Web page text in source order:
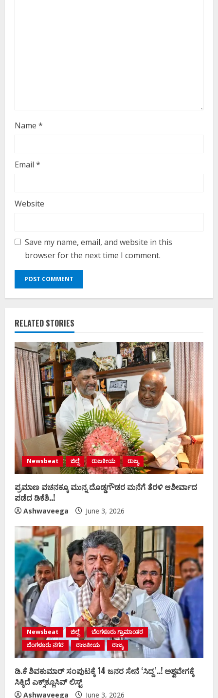
Name *
Email *
Website
Save my name, email, and website in this
browser for the next time I comment.
RELATED STORIES
Newsbeat ಜಿಲ್ಲೆ ರಾಜಕೀಯ ರಾಜ್ಯ
ಪ್ರಮಾಣ ವಚನಕ್ಕೂ ಮುನ್ನ ದೊಡ್ಡಗೌಡರ ಮನೆಗೆ ತೆರಳಿ ಆಶೀರ್ವಾದ
ಪಡೆದ ಡಿಕೆಶಿ..!
Ashwaveega June 3, 2026
Newsbeat ಜಿಲ್ಲೆ
ಬೆಂಗಳೂರು ಗ್ರಾಮಾಂತರ
ಬೆಂಗಳೂರು ನಗರ
ರಾಜಕೀಯ ರಾಜ್ಯ
ಡಿ.ಕೆ ಶಿವಕುಮಾರ್‌ ಸಂಪುಟಕ್ಕೆ 14 ಜನರ ಸೇನೆ ʻಸಿದ್ದʼ..! ಅಶ್ವವೇಗಕ್ಕೆ
ಸಿಕ್ಕಿದೆ ಎಕ್ಸ್‌ಕ್ಲೂಸಿವ್‌ ಲಿಸ್ಟ್‌
Ashwaveega June 3, 2026